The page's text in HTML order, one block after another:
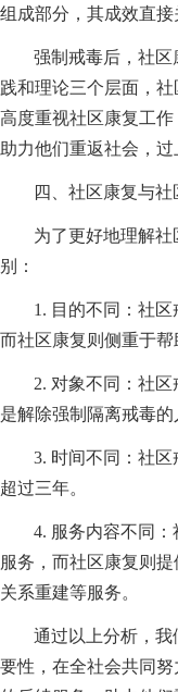
组成部分，其成效直接
强制戒毒后，社
践和理论三个层面，
高度重视社区康复工作
助力他们重返社会，过
四、社区康复与社
为了更好地理解
别：
1. 目的不同：社
而社区康复则侧重于帮
2. 对象不同：社
是解除强制隔离戒毒的
3. 时间不同：社
超过三年。
4. 服务内容不同
服务，而社区康复则
关系重建等服务。
通过以上分析，
要性，在全社会共同